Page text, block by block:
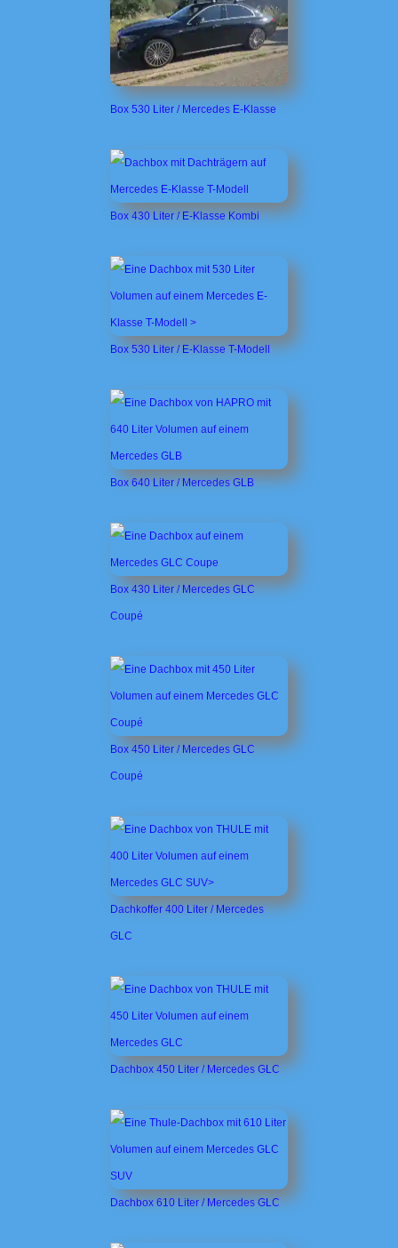
Box 530 Liter / Mercedes E-Klasse
Box 430 Liter / E-Klasse Kombi
Box 530 Liter / E-Klasse T-Modell
Box 640 Liter / Mercedes GLB
Box 430 Liter / Mercedes GLC
Coupé
Box 450 Liter / Mercedes GLC
Coupé
Dachkoffer 400 Liter / Mercedes
GLC
Dachbox 450 Liter / Mercedes GLC
Dachbox 610 Liter / Mercedes GLC